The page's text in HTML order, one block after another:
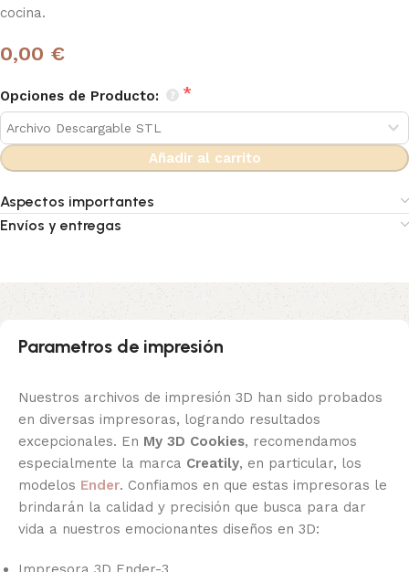
cocina.
0,00 €
Opciones de Producto:
Añadir al carrito
Aspectos importantes
Envíos y entregas
Parametros de impresión
Nuestros archivos de impresión 3D han sido probados
en diversas impresoras, logrando resultados
excepcionales. En My 3D Cookies, recomendamos
especialmente la marca Creatily, en particular, los
modelos Ender. Confiamos en que estas impresoras le
brindarán la calidad y precisión que busca para dar
vida a nuestros emocionantes diseños en 3D: